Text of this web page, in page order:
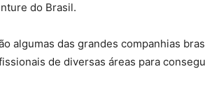
do Brasil.
algumas das grandes companhias
de diversas áreas para